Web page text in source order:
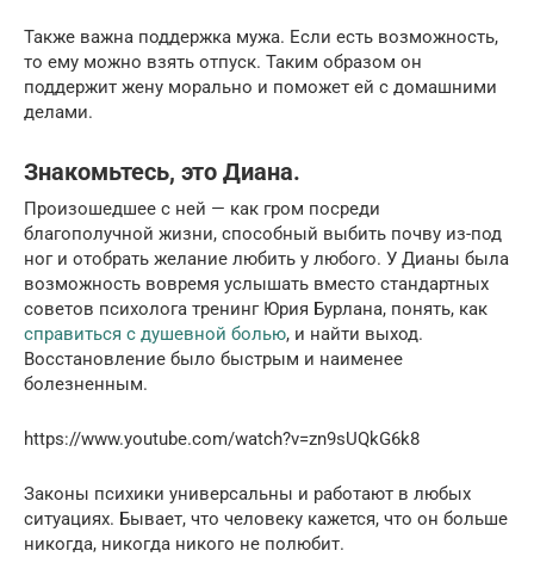
Также важна поддержка мужа. Если есть возможность,
то ему можно взять отпуск. Таким образом он
поддержит жену морально и поможет ей с домашними
делами.
Знакомьтесь, это Диана.
Произошедшее с ней — как гром посреди
благополучной жизни, способный выбить почву из-под
ног и отобрать желание любить у любого. У Дианы была
возможность вовремя услышать вместо стандартных
советов психолога тренинг Юрия Бурлана, понять, как
справиться с душевной болью, и найти выход.
Восстановление было быстрым и наименее
болезненным.
https://www.youtube.com/watch?v=zn9sUQkG6k8
Законы психики универсальны и работают в любых
ситуациях. Бывает, что человеку кажется, что он больше
никогда, никогда никого не полюбит.